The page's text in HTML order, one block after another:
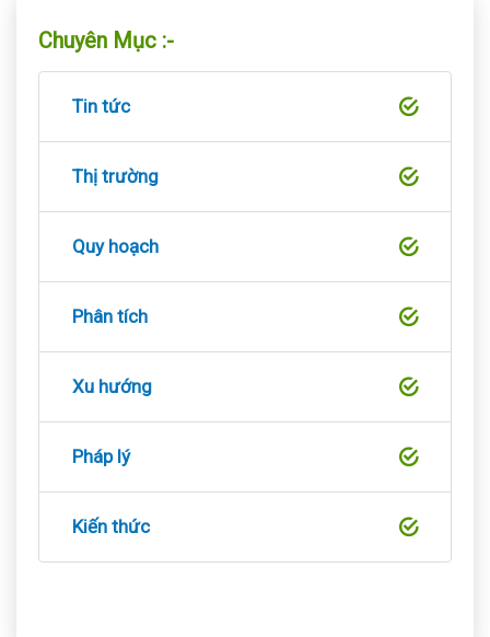
Chuyên Mục :-
Tin tức
Thị trường
Quy hoạch
Phân tích
Xu hướng
Pháp lý
Kiến thức